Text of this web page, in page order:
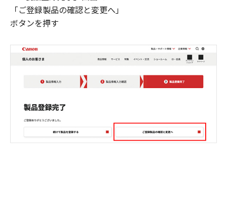
「ご登録製品の確認と変更へ」
ボタンを押す